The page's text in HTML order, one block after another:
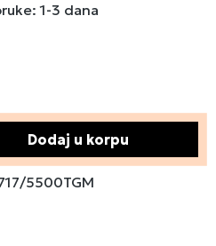
1-3 dana
Unesite željenu
Dodaj u korpu
5500TGM